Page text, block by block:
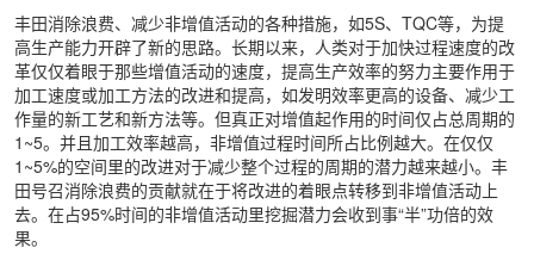
丰田消除浪费、减少非增值活动的各种措施，如5S、TQC等，为提
高生产能力开辟了新的思路。长期以来，人类对于加快过程速度的改
革仅仅着眼于那些增值活动的速度，提高生产效率的努力主要作用于
加工速度或加工方法的改进和提高，如发明效率更高的设备、减少工
作量的新工艺和新方法等。但真正对增值起作用的时间仅占总周期的
1~5。并且加工效率越高，非增值过程时间所占比例越大。在仅仅
1~5%的空间里的改进对于减少整个过程的周期的潜力越来越小。丰
田号召消除浪费的贡献就在于将改进的着眼点转移到非增值活动上
去。在占95%时间的非增值活动里挖掘潜力会收到事“半”功倍的效
果。